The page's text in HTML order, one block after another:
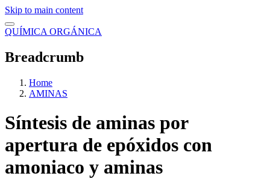
Skip to main content
QUÍMICA ORGÁNICA
Breadcrumb
Home
AMINAS
Síntesis de aminas por
apertura de epóxidos con
amoniaco y aminas